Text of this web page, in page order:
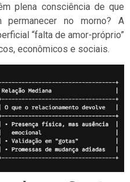
plena consciência de que
permanecer no morno? A
“falta de amor-próprio”
econômicos e sociais.